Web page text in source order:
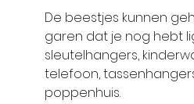
De beestjes kunnen
garen dat je nog hebt
sleutelhangers,
telefoon,
poppenhuis.